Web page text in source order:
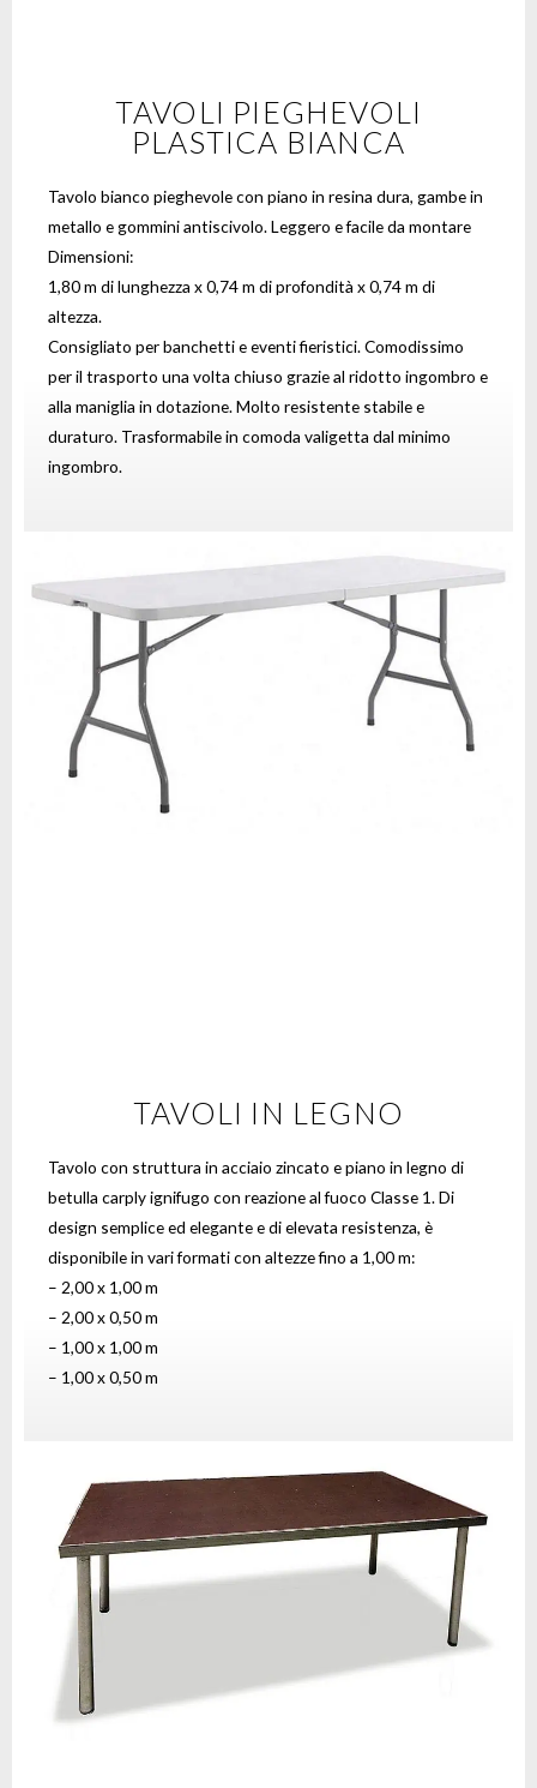
TAVOLI PIEGHEVOLI
PLASTICA BIANCA
Tavolo bianco pieghevole con piano in resina dura, gambe in
metallo e gommini antiscivolo. Leggero e facile da montare
Dimensioni:
1,80 m di lunghezza x 0,74 m di profondità x 0,74 m di
altezza.
Consigliato per banchetti e eventi fieristici. Comodissimo
per il trasporto una volta chiuso grazie al ridotto ingombro e
alla maniglia in dotazione. Molto resistente stabile e
duraturo. Trasformabile in comoda valigetta dal minimo
ingombro.
TAVOLI IN LEGNO
Tavolo con struttura in acciaio zincato e piano in legno di
betulla carply ignifugo con reazione al fuoco Classe 1. Di
design semplice ed elegante e di elevata resistenza, è
disponibile in vari formati con altezze fino a 1,00 m:
– 2,00 x 1,00 m
– 2,00 x 0,50 m
– 1,00 x 1,00 m
– 1,00 x 0,50 m